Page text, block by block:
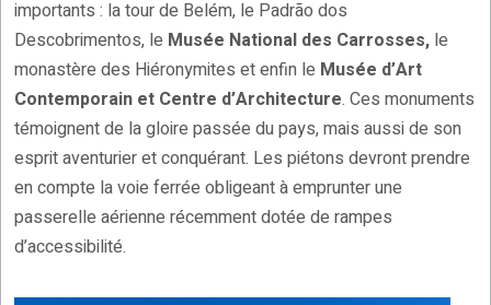
importants : la tour de Belém, le Padrão dos
Descobrimentos, le Musée National des Carrosses, le
monastère des Hiéronymites et enfin le Musée d’Art
Contemporain et Centre d’Architecture. Ces monuments
témoignent de la gloire passée du pays, mais aussi de son
esprit aventurier et conquérant. Les piétons devront prendre
en compte la voie ferrée obligeant à emprunter une
passerelle aérienne récemment dotée de rampes
d’accessibilité.